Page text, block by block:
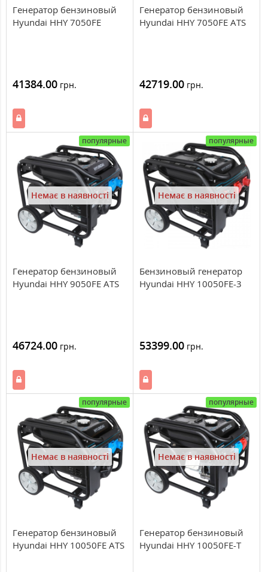
Генератор бензиновый
Hyundai HHY 7050FE
41384.00 грн.
Генератор бензиновый
Hyundai HHY 7050FE ATS
42719.00 грн.
популярные
Немає в наявності
Генератор бензиновый
Hyundai HHY 9050FE ATS
46724.00 грн.
популярные
Немає в наявності
Бензиновый генератор
Hyundai HHY 10050FE-3
53399.00 грн.
популярные
Немає в наявності
Генератор бензиновый
Hyundai HHY 10050FE ATS
популярные
Немає в наявності
Генератор бензиновый
Hyundai HHY 10050FE-T